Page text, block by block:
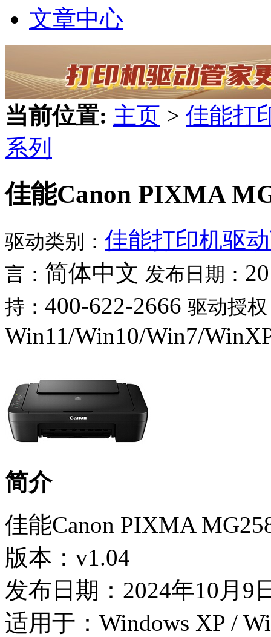
文章中心
当前位置: 主页 > 佳能打
系列
佳能Canon PIXMA
驱动类别： 佳能打印机驱
言： 简体中文 发布日期：
持： 400-622-2666 驱动授
Win11/Win10/Win7/
简介
佳能Canon PIXMA
版本：v1.04
发布日期：2024年10月9
适用于：Windows XP /